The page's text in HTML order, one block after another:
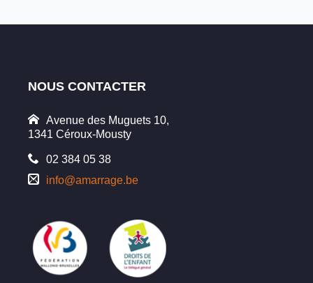
NOUS CONTACTER
Avenue des Muguets 10,
1341 Céroux-Mousty
02 384 05 38
info@amarrage.be